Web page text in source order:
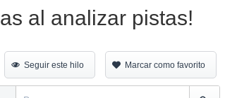
al analizar pistas!
Seguir este hilo Marcar como favorito